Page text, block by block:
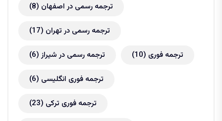
ترجمه رسمی در اصفهان (8)
ترجمه رسمی در تهران (17)
ترجمه رسمی در شیراز(6) ترجمه فوری (10)
ترجمه فوری انگلیسی (6)
ترجمه فوری ترکی (23)